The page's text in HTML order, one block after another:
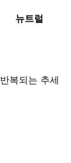
뉴트럴
복되는 추세